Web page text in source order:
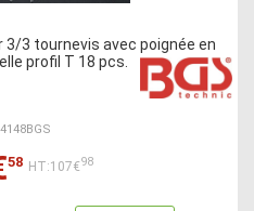
3/3 tournevis avec poignée en
profil T 18 pcs.
58 HT:107€98